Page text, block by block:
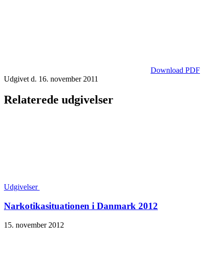
Download PDF
Udgivet d. 16. november 2011
Relaterede udgivelser
Udgivelser
Narkotika­situationen i Danmark 2012
15. november 2012